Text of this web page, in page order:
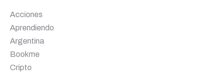
Acciones
Aprendiendo
Argentina
Bookme
Cripto